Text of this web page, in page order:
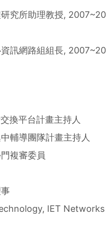
究所助理教授, 2007~20
訊網路組組長, 2007~20
換平台計畫主持人
輔導團隊計畫主持人
複審委員
IET Networks